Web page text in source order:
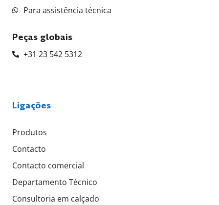
Para assistência técnica
Peças globais
+31 23 542 5312
Ligações
Produtos
Contacto
Contacto comercial
Departamento Técnico
Consultoria em calçado